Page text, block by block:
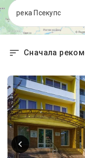
река Псекупс
Сначала